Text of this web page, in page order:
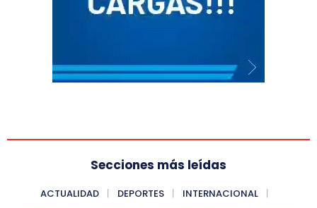
Secciones más leídas
ACTUALIDAD DEPORTES
INTERNACIONAL